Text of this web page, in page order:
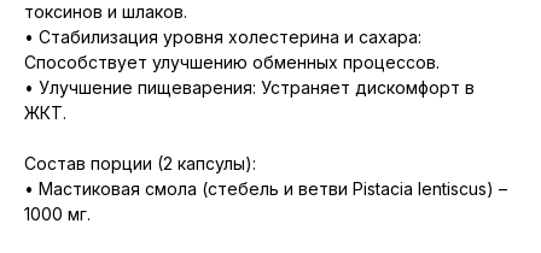
токсинов и шлаков.
• Стабилизация уровня холестерина и сахара:
Способствует улучшению обменных процессов.
• Улучшение пищеварения: Устраняет дискомфорт в
ЖКТ.
Состав порции (2 капсулы):
• Мастиковая смола (стебель и ветви Pistacia lentiscus) –
1000 мг.